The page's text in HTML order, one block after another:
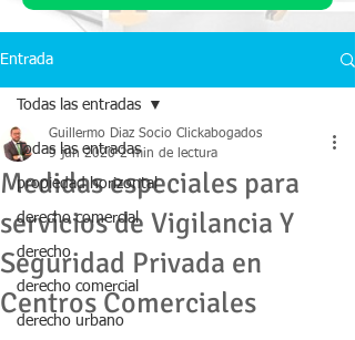
Entrada
Todas las entradas
propiedad horizontal
derecho comercial
derecho
derecho comercial
derecho urbano
Todas las entradas
Medidas especiales para
servicios de Vigilancia Y
Seguridad Privada en
Centros Comerciales
Guillermo Diaz Socio Clickabogados
9 jun 2020 2 min de lectura